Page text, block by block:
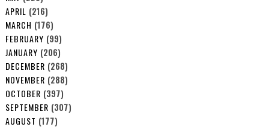
APRIL (216)
MARCH (176)
FEBRUARY (99)
JANUARY (206)
DECEMBER (268)
NOVEMBER (288)
OCTOBER (397)
SEPTEMBER (307)
AUGUST (177)